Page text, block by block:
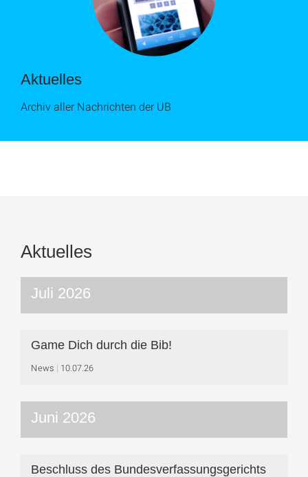
Aktuelles
Archiv aller Nachrichten der UB
Aktuelles
Juli 2026
Game Dich durch die Bib!
News 10.07.26
Juni 2026
Beschluss des Bundesverfassungsgerichts